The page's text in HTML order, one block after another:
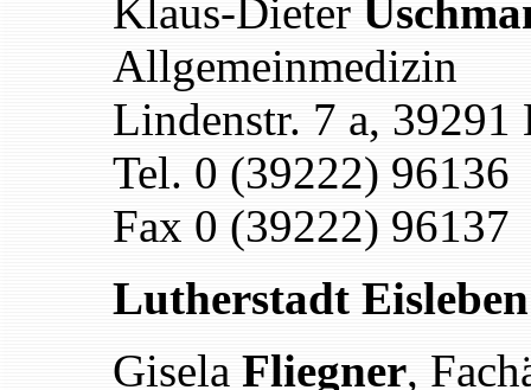
Klaus-Dieter
Allgemeinmedizin
Lindenstr. 7 a, 39291
Tel. 0 (39222) 96136
Fax 0 (39222) 96137
Lutherstadt Eisleben
Gisela Fliegner,